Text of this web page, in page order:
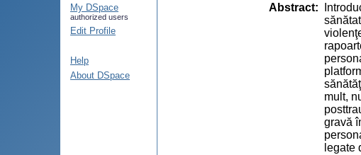
My DSpace
authorized users
Edit Profile
Help
About DSpace
Abstract:
mult,
gravă
legate